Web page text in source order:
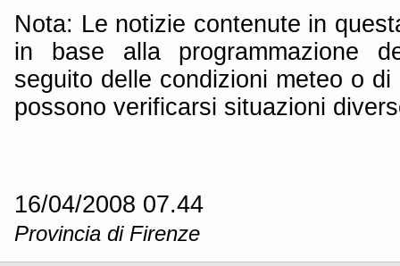
Nota: Le notizie contenute in
in base alla programmazione
seguito delle condizioni meteo o
possono verificarsi situazioni
16/04/2008 07.44
Provincia di Firenze